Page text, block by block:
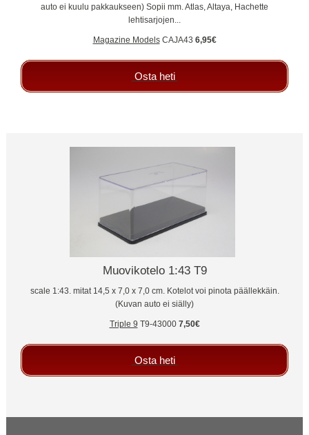
auto ei kuulu pakkaukseen) Sopii mm. Atlas, Altaya, Hachette
lehtisarjojen...
Magazine ModelsCAJA43 6,95€
Osta heti
Muovikotelo 1:43 T9
scale 1:43. mitat 14,5 x 7,0 x 7,0 cm. Kotelot voi pinota päällekkäin.
(Kuvan auto ei siälly)
Triple 9 T9-43000 7,50€
Osta heti